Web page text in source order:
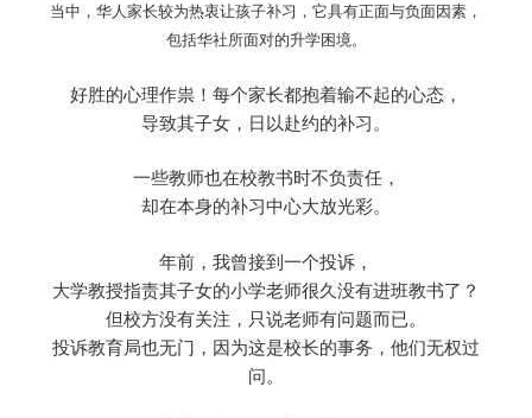
当中，华人家长较为热衷让孩子补习，它具有正面与负面因素，
包括华社所面对的升学困境。
好胜的心理作祟！每个家长都抱着输不起的心态，
导致其子女，日以赴约的补习。
一些教师也在校教书时不负责任，
却在本身的补习中心大放光彩。
年前，我曾接到一个投诉，
大学教授指责其子女的小学老师很久没有进班教书了？
但校方没有关注，只说老师有问题而已。
投诉教育局也无门，因为这是校长的事务，他们无权过
问。